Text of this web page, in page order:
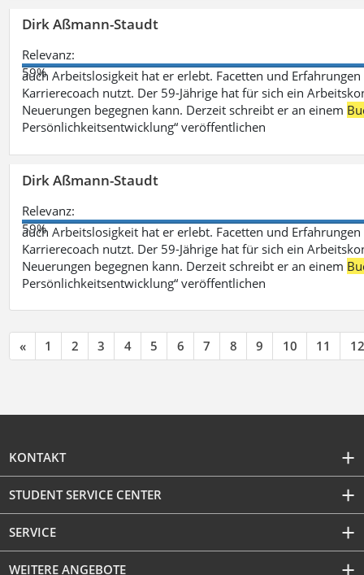
Dirk Aßmann-Staudt
Relevanz:
59%
auch Arbeitslosigkeit hat er erlebt. Facetten und
Karrierecoach nutzt. Der 59-Jährige hat für sich ein
Neuerungen begegnen kann. Derzeit schreibt er an einem
Persönlichkeitsentwicklung“ veröffentlichen
Dirk Aßmann-Staudt
Relevanz:
59%
auch Arbeitslosigkeit hat er erlebt. Facetten und
Karrierecoach nutzt. Der 59-Jährige hat für sich ein
Neuerungen begegnen kann. Derzeit schreibt er an einem
Persönlichkeitsentwicklung“ veröffentlichen
« 1 2 3 4 5 6 7 8 9 10 11 12
KONTAKT
STUDENT SERVICE CENTER
SERVICE
WEITERE ANGEBOTE